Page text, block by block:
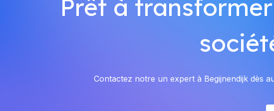
Prêt à
Contactez notre un expert à Begijnendijk dès